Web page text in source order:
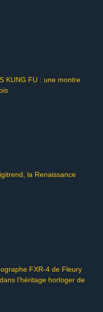
KUNG FU : une montre
la Renaissance
FXR-4 de Fleury
l’héritage horloger de